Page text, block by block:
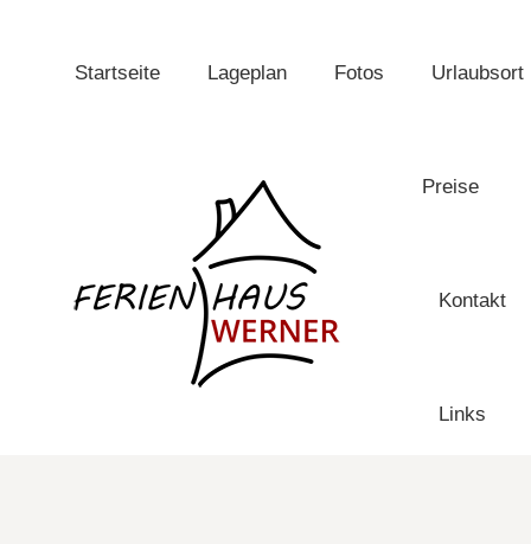
Startseite Lageplan Fotos Urlaubsort
Preise
Kontakt
Links